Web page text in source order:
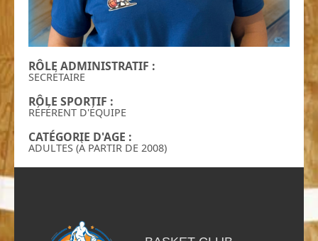
RÔLE ADMINISTRATIF :
SECRÉTAIRE
RÔLE SPORTIF :
RÉFÉRENT D'ÉQUIPE
CATÉGORIE D'AGE :
ADULTES (À PARTIR DE 2008)